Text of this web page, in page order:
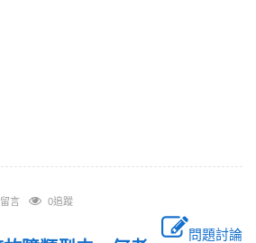
言 0追蹤
問題討論